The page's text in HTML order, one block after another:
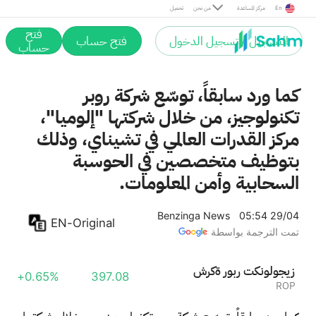
تحميل من نحن مركز المساعدة En
التسجيل / تسجيل الدخول فتح حساب فتح
حساب
كما ورد سابقاً، توسّع شركة روبر
تكنولوجيز، من خلال شركتها "إلوميا"،
مركز القدرات العالمي في تشيناي، وذلك
بتوظيف متخصصين في الحوسبة
السحابية وأمن المعلومات.
Benzinga News
05:54 29/04
تمت الترجمة بواسطة
EN-Original
شركة روبر تكنولوجيز
ROP
397.08
+0.65%